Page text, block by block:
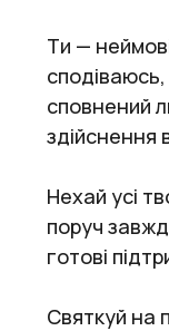
Ти —
сповнений
здійснення
Нехай усі
поруч
готові
Святкуй на